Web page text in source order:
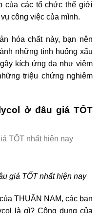
của các tổ chức thế giới
công việc của mình.
hóa chất này, bạn nên
những tình huống xấu
kích ứng da như viêm
triệu chứng nghiêm
ở đâu giá TỐT
giá TỐT nhất hiện nay
THUẬN NAM, các bạn
là gì? Công dụng của